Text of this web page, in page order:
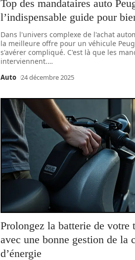
Top des mandataires auto
l’indispensable guide pour
Dans l'univers complexe de l'achat
la meilleure offre pour un véhicule
s'avérer compliqué. C'est là que les
interviennent.…
Auto 24 décembre 2025
Prolongez la batterie de votre
avec une bonne gestion de la
d’énergie